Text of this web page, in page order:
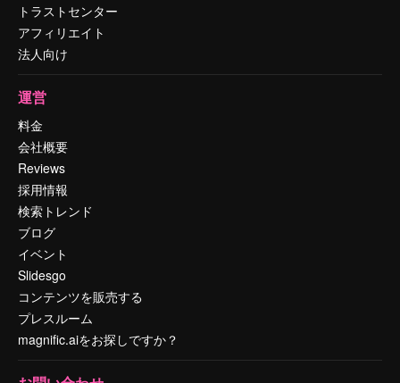
トラストセンター
アフィリエイト
法人向け
運営
料金
会社概要
Reviews
採用情報
検索トレンド
ブログ
イベント
Slidesgo
コンテンツを販売する
プレスルーム
magnific.aiをお探しですか？